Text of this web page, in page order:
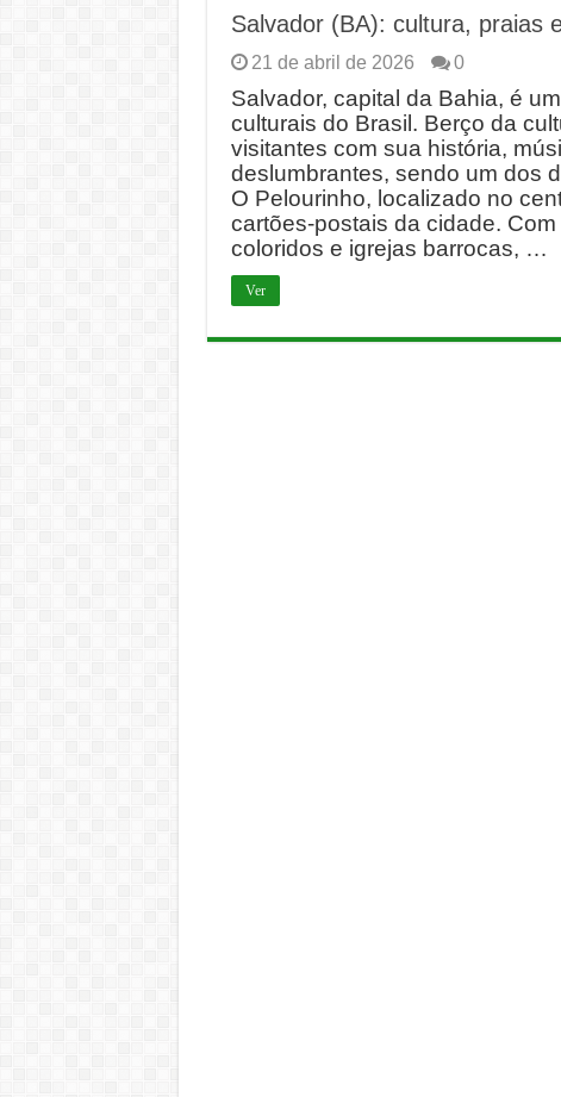
Salvador (BA): cultura, praias
21 de abril de 2026 0
Salvador, capital da Bahia, é
culturais do Brasil. Berço da
visitantes com sua história,
deslumbrantes, sendo um dos
O Pelourinho, localizado no
cartões-postais da cidade.
coloridos e igrejas barrocas, …
Ver